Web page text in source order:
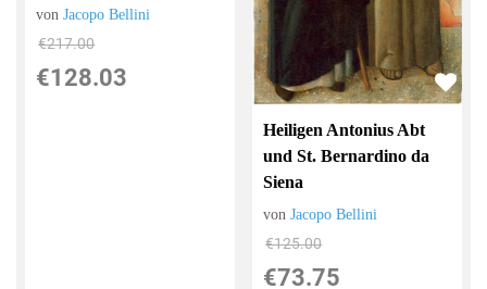
vonJacopo Bellini
€217.00
€128.03
Heiligen Antonius Abt
und St. Bernardino da
Siena
vonJacopo Bellini
€125.00
€73.75